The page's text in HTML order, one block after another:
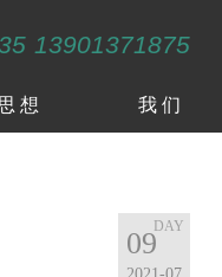
13901371875
想 我 们
09